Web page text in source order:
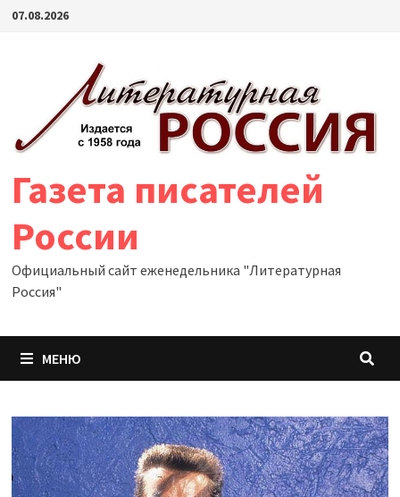
Перейти
07.08.2026
Газета писателей
России
Официальный сайт еженедельника "Литературная
Россия"
МЕНЮ